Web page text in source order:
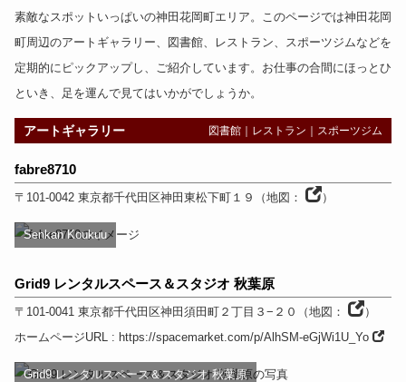
素敵なスポットいっぱいの神田花岡町エリア。このページでは神田花岡
町周辺のアートギャラリー、 図書館、 レストラン、 スポーツジムなどを
定期的にピックアップし、ご紹介しています。お仕事の合間にほっとひ
といき、足を運んで見てはいかがでしょうか。
アートギャラリー 図書館 レストラン スポーツジム
fabre8710
〒101-0042 東京都千代田区神田東松下町１９ （地図： ）
Senkan Koukuu
Grid9 レンタルスペース＆スタジオ 秋葉原
〒101-0041 東京都千代田区神田須田町２丁目３−２０ （地図：
）
ホームページURL: https://spacemarket.com/p/AlhSM-eGjWi1U_Yo
Grid9 レンタルスペース＆スタジオ 秋葉原